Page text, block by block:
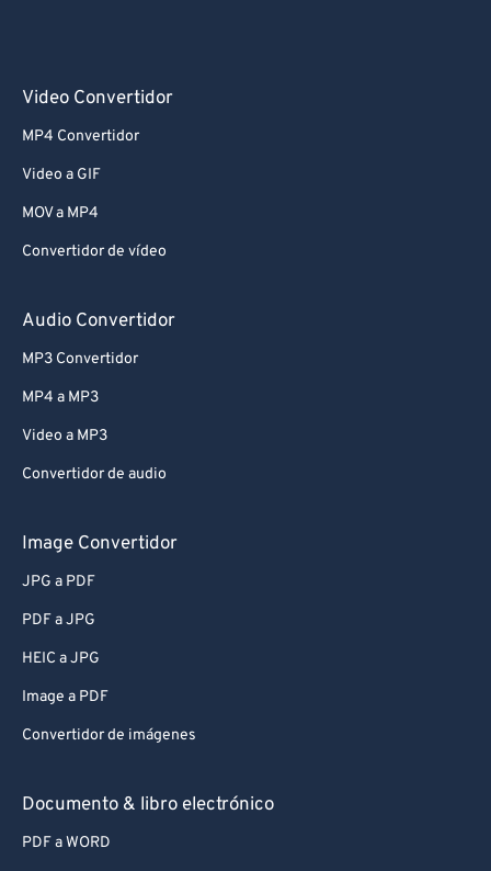
Video Convertidor
MP4 Convertidor
Video a GIF
MOV a MP4
Convertidor de vídeo
Audio Convertidor
MP3 Convertidor
MP4 a MP3
Video a MP3
Convertidor de audio
Image Convertidor
JPG a PDF
PDF a JPG
HEIC a JPG
Image a PDF
Convertidor de imágenes
Documento & libro electrónico
PDF a WORD